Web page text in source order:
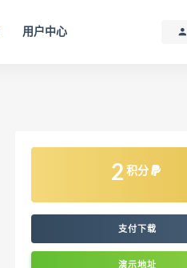
用户中心
2 积分
支付下载
演示地址